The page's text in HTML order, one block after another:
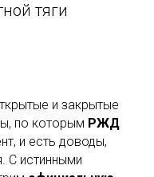
тяги
и закрытые
по которым РЖД
и есть доводы,
С истинными